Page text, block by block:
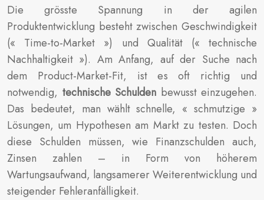
Die grösste Spannung in der agilen
Produktentwicklung besteht zwischen Geschwindigkeit
(« Time-to-Market ») und Qualität (« technische
Nachhaltigkeit »). Am Anfang, auf der Suche nach
dem Product-Market-Fit, ist es oft richtig und
notwendig, technische Schulden bewusst einzugehen.
Das bedeutet, man wählt schnelle, « schmutzige »
Lösungen, um Hypothesen am Markt zu testen. Doch
diese Schulden müssen, wie Finanzschulden auch,
Zinsen zahlen – in Form von höherem
Wartungsaufwand, langsamerer Weiterentwicklung und
steigender Fehleranfälligkeit.